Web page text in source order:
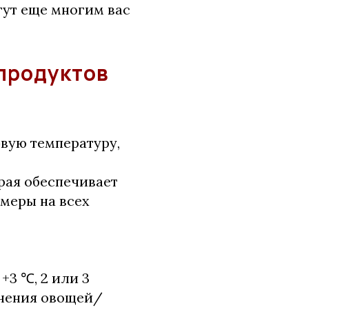
еще многим вас
температуру,
обеспечивает
на всех
℃, 2 или 3
овощей/